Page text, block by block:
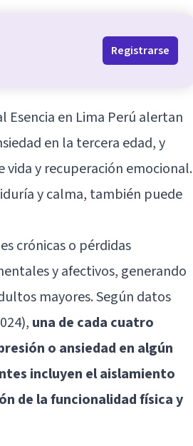
Registrarse
Esencia en Lima Perú alertan
en la tercera edad, y
y recuperación emocional.
y calma, también puede
crónicas o pérdidas
y afectivos, generando
mayores. Según datos
una de cada cuatro
o ansiedad en algún
incluyen el aislamiento
de la funcionalidad física y